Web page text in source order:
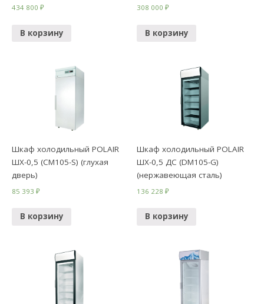
434 800₽
В корзину
308 000₽
В корзину
Шкаф холодильный POLAIR
ШХ-0,5 (CM105-S) (глухая
дверь)
85 393₽
В корзину
Шкаф холодильный POLAIR
ШХ-0,5 ДС (DM105-G)
(нержавеющая сталь)
136 228₽
В корзину